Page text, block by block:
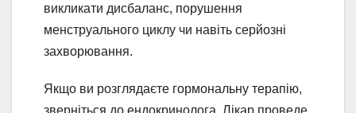
викликати дисбаланс, порушення
менструального циклу чи навіть серйозні
захворювання.
Якщо ви розглядаєте гормональну терапію,